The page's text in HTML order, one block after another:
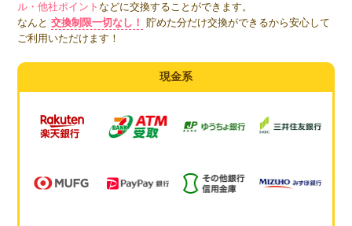
ル・他社ポイントなどに交換することができます。
なんと 交換制限一切なし！
貯めた分だけ交換ができるから安心して
ご利用いただけます！
現金系